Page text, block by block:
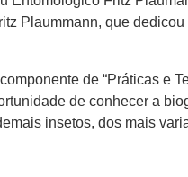
Plaummann, que dedicou
de “Práticas e
de conhecer a
insetos, dos mais